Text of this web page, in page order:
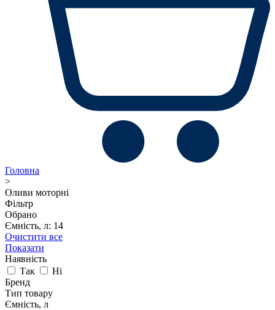
Головна
>
Оливи моторні
Фільтр
Обрано
Ємність, л: 14
Очистити все
Показати
Наявність
Так
Ні
Бренд
Тип товару
Ємність, л